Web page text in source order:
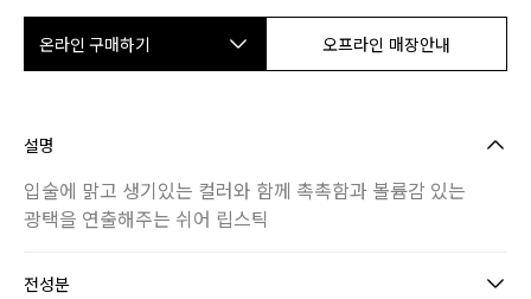
온라인 구매하기 오프라인 매장안내
설명
입술에 맑고 생기있는 컬러와 함께 촉촉함과 볼륨감 있는
광택을 연출해주는 쉬어 립스틱
전성분